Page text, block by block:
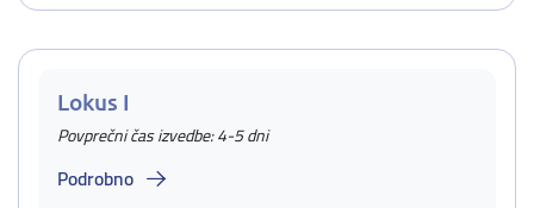
Lokus I
Povprečni čas izvedbe: 4-5 dni
Podrobno